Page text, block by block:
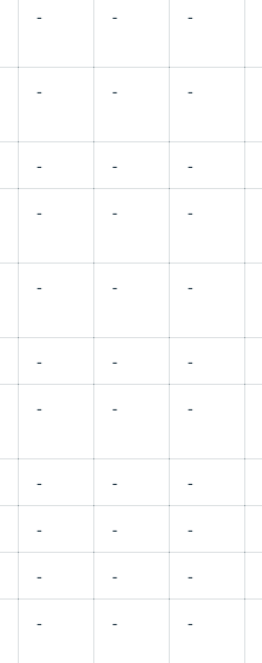
- - -
- - -
- - -
- - -
- - -
- - -
- - -
- - -
- - -
- - -
- - -